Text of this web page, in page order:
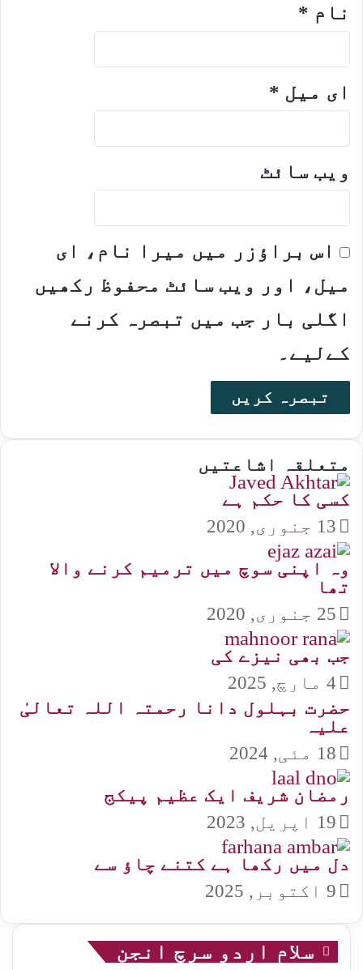
نام *
ای میل *
ویب‌ سائٹ
اس براؤزر میں میرا نام، ای
میل، اور ویب سائٹ محفوظ رکھیں
اگلی بار جب میں تبصرہ کرنے
کےلیے۔
متعلقہ اشاعتیں
کسی کا حکم ہے
13 جنوری, 2020
وہ اپنی سوچ میں ترمیم کرنے والا
تھا
25 جنوری, 2020
جب بھی نیزے کی
4 مارچ, 2025
حضرت بہلول دانا رحمتہ اللہ تعالیٰ
علیہ
18 مئی, 2024
رمضان شریف ایک عظیم پیکج
19 اپریل, 2023
دل میں رکھا ہے کتنے چاؤ سے
9 اکتوبر, 2025
سلام اردو سرچ انجن